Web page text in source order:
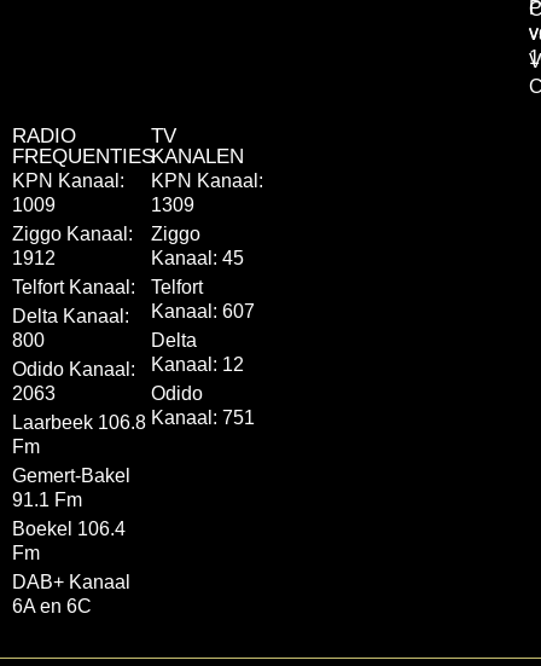
RADIO
FREQUENTIES
KPN Kanaal:
1009
Ziggo Kanaal:
1912
Telfort Kanaal:
Delta Kanaal:
800
Odido Kanaal:
2063
Laarbeek 106.8
Fm
Gemert-Bakel
91.1 Fm
Boekel 106.4
Fm
DAB+ Kanaal
6A en 6C
TV
KANALEN
KPN Kanaal:
1309
Ziggo
Kanaal: 45
Telfort
Kanaal: 607
Delta
Kanaal: 12
Odido
Kanaal: 751